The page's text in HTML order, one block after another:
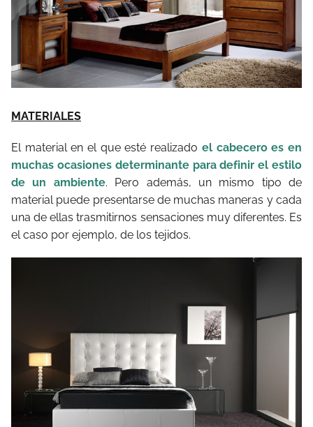
MATERIALES
El material en el que esté realizado el cabecero es en
muchas ocasiones determinante para definir el estilo
de un ambiente. Pero además, un mismo tipo de
material puede presentarse de muchas maneras y cada
una de ellas trasmitirnos sensaciones muy diferentes. Es
el caso por ejemplo, de los tejidos.